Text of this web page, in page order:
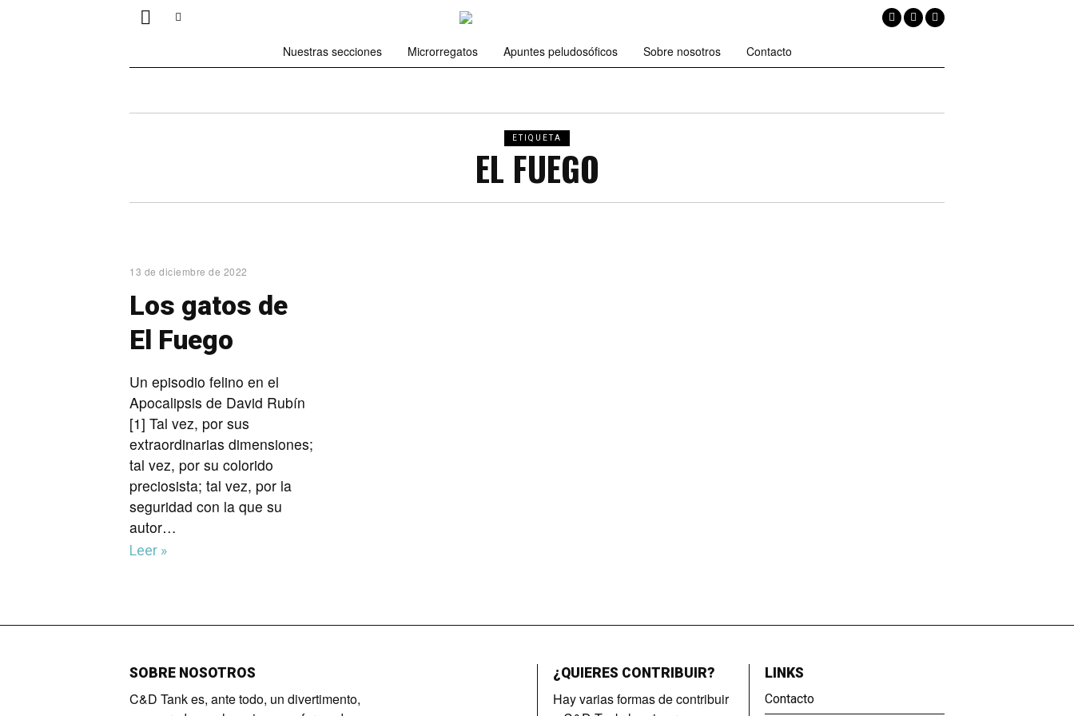
Nuestras secciones Microrregatos Apuntes peludosóficos Sobre nosotros Contacto
ETIQUETA
EL FUEGO
13 de diciembre de 2022
Los gatos de
El Fuego
Un episodio felino en el
Apocalipsis de David Rubín
[1] Tal vez, por sus
extraordinarias dimensiones;
tal vez, por su colorido
preciosista; tal vez, por la
seguridad con la que su
autor…
Leer »
SOBRE NOSOTROS
C&D Tank es, ante todo, un divertimento,
¿QUIERES CONTRIBUIR?
Hay varias formas de contribuir
LINKS
Contacto